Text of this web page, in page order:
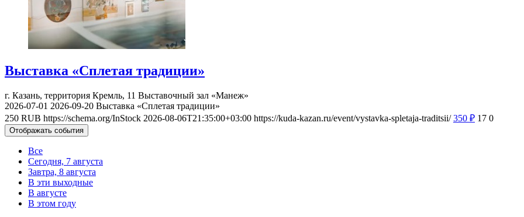
Выставка «Сплетая традиции»
г. Казань, территория Кремль, 11 Выставочный зал «Манеж»
2026-07-01 2026-09-20 Выставка «Сплетая традиции»
250 RUB https://schema.org/InStock 2026-08-06T21:35:00+03:00 https://kuda-kazan.ru/event/vystavka-spletaja-traditsii/ 350 ₽ 17 0
Отображать события
Все
Сегодня, 7 августа
Завтра, 8 августа
В эти выходные
В августе
В этом году